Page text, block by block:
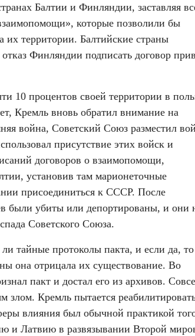
Балтии и Финляндии, заставляя
которые позволили бы
их территории. Балтийские страны
Финляндии подписать договор
10 процентов своей территории в
Кремль вновь обратил внимание на
война, Советский Союз разместил
присутствие этих войск и
договоров о взаимопомощи,
установив там марионеточные
присоединиться к СССР. После
были убиты или депортированы, и они
Советского Союза.
тайные протоколы пакта, и если да, то
она отрицала их существование. Во
пакт и достал его из архивов.
злом. Кремль пытается
влияния был обычной практикой
и Латвию в развязывании Второй